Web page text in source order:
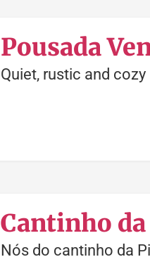
Pousada
Quiet, rustic and
Cantinho
Nós do cantinho da